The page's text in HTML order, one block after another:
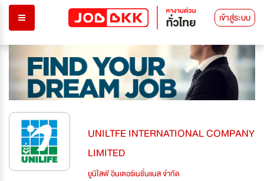
เข้าสู่ระบบ
UNILTFE INTERNATIONAL COMPANY
LIMITED
ยูนิไลฟ์ อินเตอร์เนชั่นแนล จำกัด